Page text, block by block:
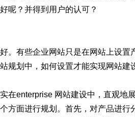
呢？并得到用户的认可？
。有些企业网站只是在网站上设置
规划中，如何设置才能实现网站建
在enterprise 网站建设中，直观地
方面进行规划。首先，对产品进